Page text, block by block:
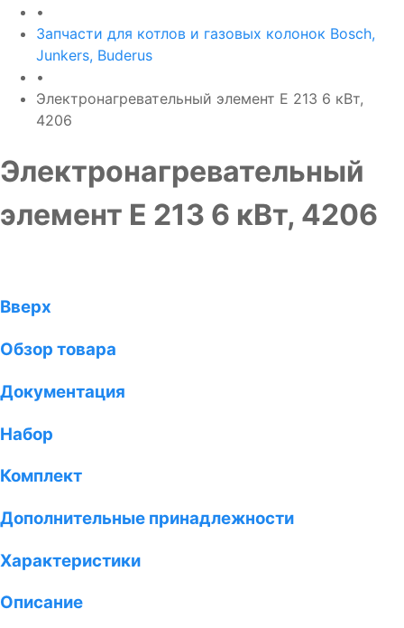
•
Запчасти для котлов и газовых колонок Bosch,
Junkers, Buderus
•
Электронагревательный элемент E 213 6 кВт,
4206
Электронагревательный
элемент E 213 6 кВт, 4206
Вверх
Обзор товара
Документация
Набор
Комплект
Дополнительные принадлежности
Характеристики
Описание